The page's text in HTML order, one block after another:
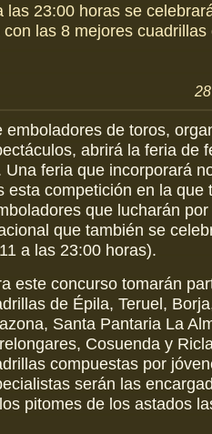
las 23:00 horas se
las 8 mejores cuadrillas
emboladores de toros,
abrirá la feria de
feria que incorporará
esta competición en la que
que lucharán
que también se
a las 23:00 horas).
este concurso tomarán
de Épila, Teruel,
Santa Pantaria La
Cosuenda y
compuestas por
serán las
pitomes de los astados